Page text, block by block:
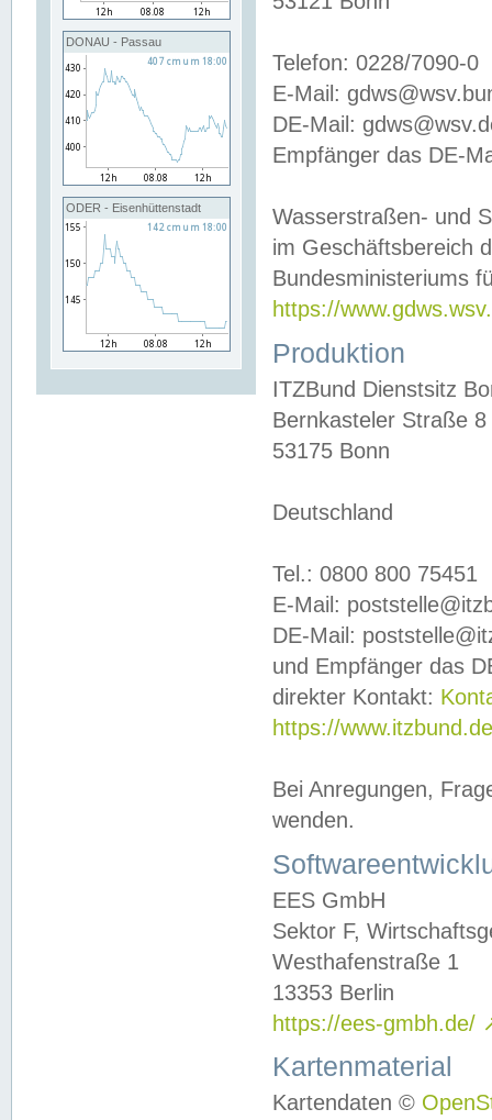
DONAU - Passau
ODER - Eisenhüttenstadt
Telefon: 0228/7090-0
E-Mail:
DE-Mail:
Empfänger das DE-
Wasserstraßen- und
im Geschäftsbereich
Bundesministeriums
https://
Produktion
ITZBund Dienstsitz
Bernkasteler Straße 8
53175 Bonn
Deutschland
Tel.: 0800 800 75451
E-Mail:
DE-Mail:
und Empfänger das
direkter Kontakt:
https://
Bei Anregungen,
wenden.
EES GmbH
Sektor F,
Westhafenstraße 1
13353 Berlin
https://ees-gmbh.de/
Kartenmaterial
Kartendaten ©